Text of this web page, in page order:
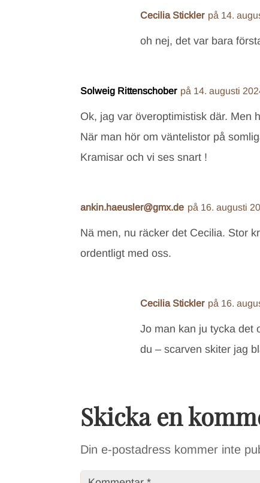
Cecilia Stickler på 14.
oh nej, det var bara
Solweig Rittenschober på 14. augusti
Ok, jag var överoptimistisk där. Men
När man hör om väntelistor på
Kramisar och vi ses snart !
ankin.haeusler@gmx.de på 16. augusti
Nä men, nu räcker det Cecilia. Stor
ordentligt med oss.
Cecilia Stickler på 16.
Jo man kan ju tycka det
du – scarven skiter jag
Skicka en
Din e-postadress kommer inte